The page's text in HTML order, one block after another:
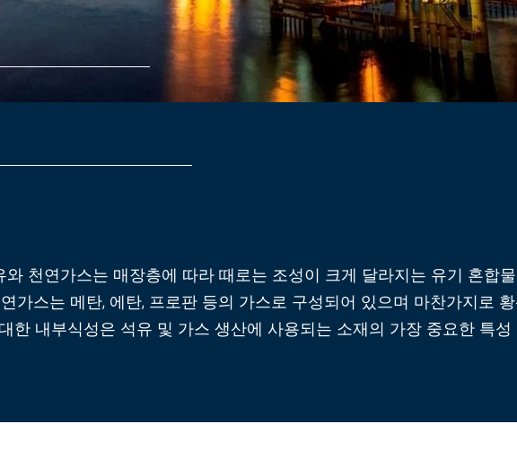
천연가스는 매장층에 따라 때로는 조성이 크게 달라지는 유기 혼합
가스는 메탄, 에탄, 프로판 등의 가스로 구성되어 있으며 마찬가지로
한 내부식성은 석유 및 가스 생산에 사용되는 소재의 가장 중요한 특성